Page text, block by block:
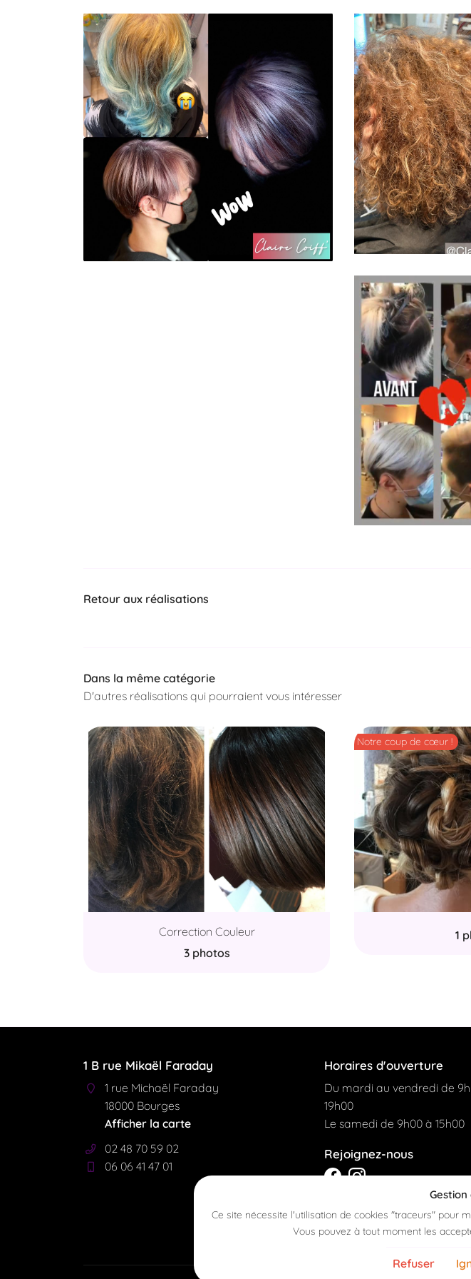
Retour aux réalisations
Dans la même catégorie
D'autres réalisations qui pourraient vous intéresser
Correction Couleur
3 photos
Notre coup de cœur !
1
1 B rue Mikaël Faraday
1 rue Michaël Faraday
18000 Bourges
Afficher la carte
02 48 70 59 02
06 06 41 47 01
Horaires d'ouverture
Du mardi au vendredi de
19h00
Le samedi de 9h00 à 15h00
Rejoignez-nous
Gestion
Ce site nécessite l'utilisation de cookies "traceurs" pour
Vous pouvez à tout moment les
Refuser